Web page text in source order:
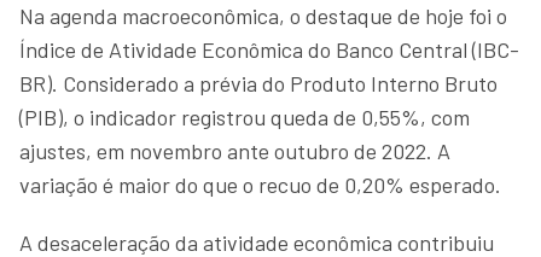
Na agenda macroeconômica, o destaque de hoje foi o
Índice de Atividade Econômica do Banco Central (IBC-
BR). Considerado a prévia do Produto Interno Bruto
(PIB), o indicador registrou queda de 0,55%, com
ajustes, em novembro ante outubro de 2022. A
variação é maior do que o recuo de 0,20% esperado.
A desaceleração da atividade econômica contribuiu